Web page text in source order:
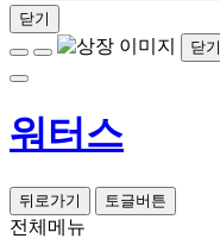
닫기
닫기
워터스
뒤로가기 토글버튼
전체메뉴